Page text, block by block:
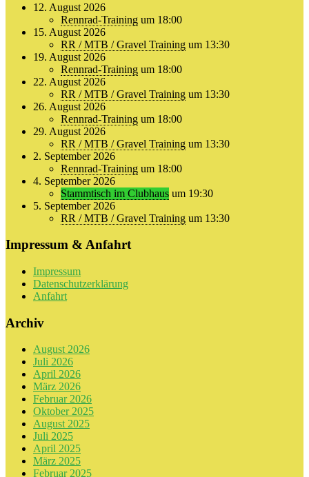
12. August 2026
Rennrad-Training um 18:00
15. August 2026
RR / MTB / Gravel Training um 13:30
19. August 2026
Rennrad-Training um 18:00
22. August 2026
RR / MTB / Gravel Training um 13:30
26. August 2026
Rennrad-Training um 18:00
29. August 2026
RR / MTB / Gravel Training um 13:30
2. September 2026
Rennrad-Training um 18:00
4. September 2026
Stammtisch im Clubhaus um 19:30
5. September 2026
RR / MTB / Gravel Training um 13:30
Impressum & Anfahrt
Impressum
Datenschutzerklärung
Anfahrt
Archiv
August 2026
Juli 2026
April 2026
März 2026
Februar 2026
Oktober 2025
August 2025
Juli 2025
April 2025
März 2025
Februar 2025